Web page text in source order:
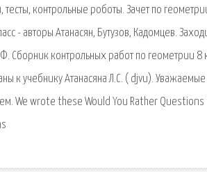
контрольные роботы. Зачет по
- авторы Атанасян, Бутузов, Кадомцев.
Сборник контрольных работ по геометрии
к учебнику Атанасяна Л.С. ( djvu).
We wrote these Would You Rather